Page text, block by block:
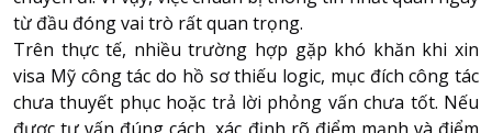
từ đầu đóng vai trò rất quan trọng.
Trên thực tế, nhiều trường hợp gặp khó khăn khi xin
visa Mỹ công tác do hồ sơ thiếu logic, mục đích công tác
chưa thuyết phục hoặc trả lời phỏng vấn chưa tốt. Nếu